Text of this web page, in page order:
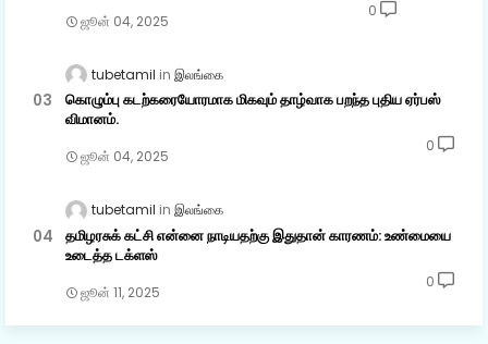
ஜூன் 04, 2025
0
tubetamil இலங்கை
கொழும்பு கடற்கரையோரமாக மிகவும் தாழ்வாக பறந்த புதிய ஏர்பஸ்
விமானம்.
ஜூன் 04, 2025
0
tubetamil இலங்கை
தமிழரசுக் கட்சி என்னை நாடியதற்கு இதுதான் காரணம்: உண்மையை
உடைத்த டக்ளஸ்
ஜூன் 11, 2025
0